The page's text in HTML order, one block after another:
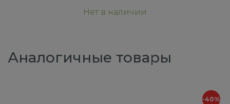
Нет в наличии
Аналогичные товары
-40%